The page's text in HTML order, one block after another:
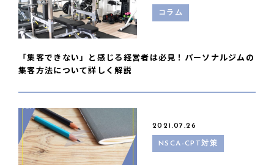
コラム
「集客できない」と感じる経営者は必見！パーソナルジムの
集客方法について詳しく解説
2021.07.26
NSCA-CPT対策